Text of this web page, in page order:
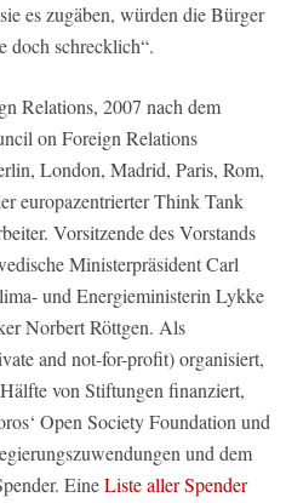
es zugäben, würden die Bürger
doch schrecklich“.
Relations, 2007 nach dem
on Foreign Relations
London, Madrid, Paris, Rom,
europazentrierter Think Tank
Vorsitzende des Vorstands
Ministerpräsident Carl
und Energieministerin Lykke
Norbert Röttgen. Als
and not-for-profit) organisiert,
von Stiftungen finanziert,
Open Society Foundation und
und dem
EineListe aller Spender